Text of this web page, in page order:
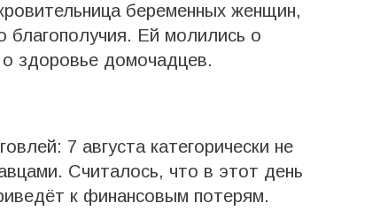
беременных женщин,
благополучия. Ей молились о
здоровье домочадцев.
7 августа категорически не
Считалось, что в этот день
к финансовым потерям.